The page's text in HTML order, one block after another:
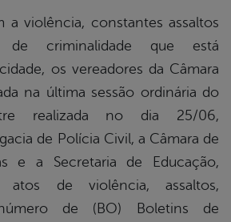
a violência, constantes assaltos
criminalidade que está
os vereadores da Câmara
na última sessão ordinária do
realizada no dia 25/06,
de Polícia Civil, a Câmara de
e a Secretaria de Educação,
atos de violência, assaltos,
de (BO) Boletins de